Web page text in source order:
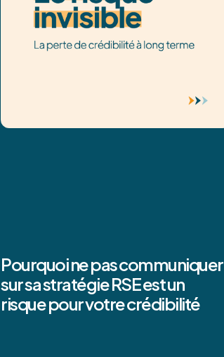
Pourquoi ne pas communiquer
sur sa stratégie RSE est un
risque pour votre crédibilité